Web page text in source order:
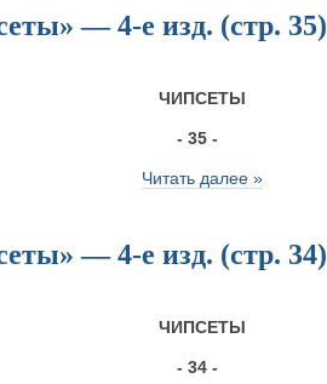
— 4-е изд. (стр. 35)
ЧИПСЕТЫ
- 35 -
Читать далее »
— 4-е изд. (стр. 34)
ЧИПСЕТЫ
- 34 -